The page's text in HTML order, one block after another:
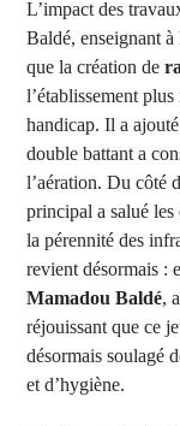
L’impact des
Baldé, enseignant
que la création de
l’établissement
handicap. Il a
double battant a
l’aération. Du côté
principal a salué les
la pérennité des
revient désormais :
Mamadou Baldé,
réjouissant que ce
désormais soulagé
et d’hygiène.